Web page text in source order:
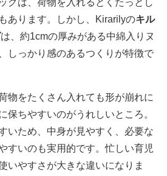
あります。しかし、Kirarilyのキル
は、約1cmの厚みがある中綿入りヌ
しっかり感のあるつくりが特徴で
物をたくさん入れても形が崩れに
保ちやすいのがうれしいところ。
いため、中身が見やすく、必要な
すいのも実用的です。忙しい育児
いやすさが大きな違いになりま